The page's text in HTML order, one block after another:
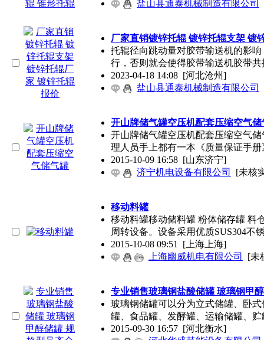
盐山县通泰机械制造有限公司
厂家直销镀锌托辊 镀锌托辊支架 镀
托辊径向跳动量对胶带输送机的影
行，否则就会使得胶带输送机胶带共
2023-04-18 14:08 [河北沧州]
盐山县通泰机械制造有限公司
开山牌储气罐空压机配套压缩空气储
开山牌储气罐空压机配套压缩空气
理人员手上都有一本《质量保证手册
2015-10-09 16:58 [山东济宁]
济宁机电设备有限公司
[未核
移动料罐
移动料罐移动储料罐 粉体储存罐 料
周转设备。设备采用优质SUS304不
2015-10-08 09:51 [上海上海]
上海幽威机电有限公司
[未
专业销售玻璃钢盐酸储罐 玻璃钢甲
玻璃钢储罐可以分为立式储罐、卧
罐、食品罐、发酵罐、运输储罐、贮
2015-09-30 16:57 [河北衡水]